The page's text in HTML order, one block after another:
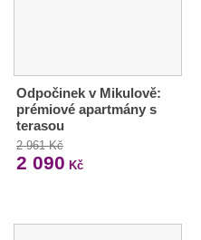
Odpočinek v Mikulově:
prémiové apartmány s
terasou
2 961 Kč
2 090 Kč